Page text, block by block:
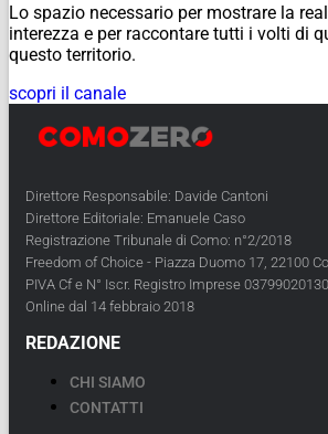
Lo spazio necessario per mostrare la
interezza e per raccontare tutti i volti di
questo territorio.
scopri il canale
Direttore Responsabile: Davide Cantoni
Direttore Editoriale: Emanuele Caso
Registrazione Tribunale di Como: n°2/2018
Freedom of Choice - Piazza Duomo 17, 22100
PIVA Cf e N° Iscr. Registro Imprese 03799020130
Online dal 14 febbraio 2018
REDAZIONE
CHI SIAMO
CONTATTI